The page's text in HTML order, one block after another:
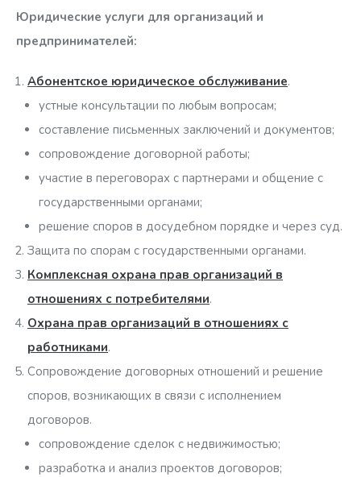
Юридические услуги для организаций и
предпринимателей:
Абонентское юридическое обслуживание.
устные консультации по любым вопросам;
составление письменных заключений и документов;
сопровождение договорной работы;
участие в переговорах с партнерами и общение с
государственными органами;
решение споров в досудебном порядке и через суд.
Защита по спорам с государственными органами.
Комплексная охрана прав организаций в
отношениях с потребителями.
Охрана прав организаций в отношениях с
работниками.
Сопровождение договорных отношений и решение
споров, возникающих в связи с исполнением
договоров.
сопровождение сделок с недвижимостью;
разработка и анализ проектов договоров;